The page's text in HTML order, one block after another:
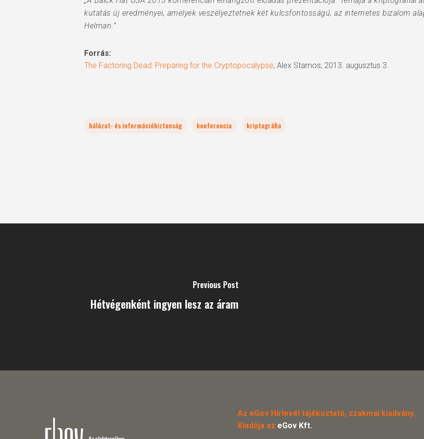
kutatás új eredményei, amelyek veszélyeztetnek két kulcsfontosságú, az internetes bizalom
Helman.”
Forrás:
The Factoring Dead: Preparing for the Cryptopocalypse; Alex Stamos; 2013. augusztus 3.
hálózat- és információbiztonság konferencia kriptográfia
Previous Post
Hétvégenként ingyen lesz az áram
Az eGov Hírlevél tájékoztató, szakmai kiadvány.
Kiadója az eGov Kft.